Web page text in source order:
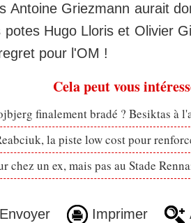
Antoine Griezmann aurait
Hugo Lloris et Olivier
pour l'OM !
Cela peut vous
finalement bradé ? Besiktas à
la piste low cost pour
chez un ex, mais pas au Stade
Imprimer